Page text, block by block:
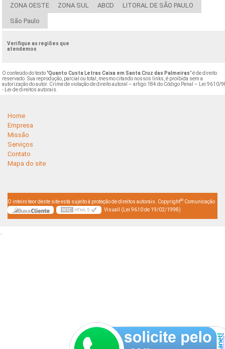
ZONA OESTE ZONA SUL ABCD LITORAL DE SÃO PAULO
São Paulo
Verifique as regiões que
atendemos
O conteúdo do texto "Quanto Custa Letras Caixa em Santa Cruz das Palmeiras" é de direito
reservado. Sua reprodução, parcial ou total, mesmo citando nossos links, é proibida sem a
autorização do autor. Crime de violação de direito autoral – artigo 184 do Código Penal –
Lei 9610/
- Lei de direitos autorais
Home
Empresa
Missão
Serviços
Contato
Mapa do site
O inteiro teor deste site está sujeito à proteção de direitos autorais. Copyright© Comunicação
Visuall (Lei 9610 de 19/02/1998)